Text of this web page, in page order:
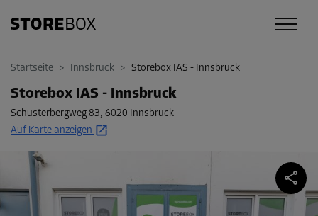
Startseite > Innsbruck > Storebox IAS - Innsbruck
Storebox IAS - Innsbruck
Schusterbergweg 83, 6020 Innsbruck
Auf Karte anzeigen